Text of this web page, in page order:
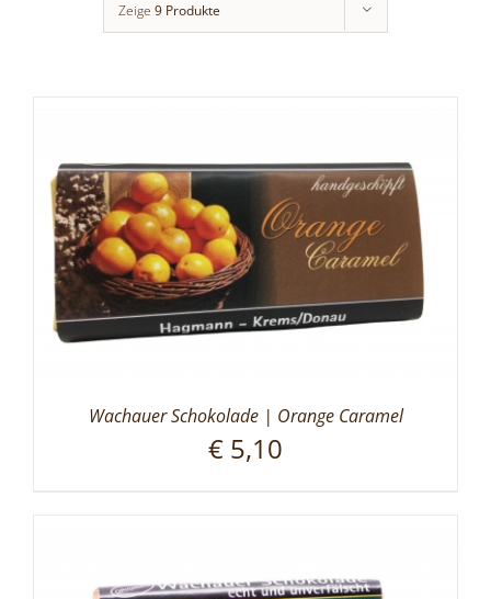
Zeige 9 Produkte
Wachauer Schokolade | Orange Caramel
€ 5,10